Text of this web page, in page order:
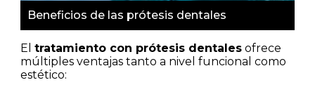
Beneficios de las prótesis dentales
Eltratamiento con prótesis dentales ofrece
múltiples ventajas tanto a nivel funcional como
estético: